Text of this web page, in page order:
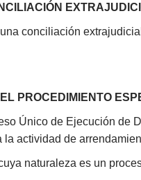
conciliación
PROCEDIMIENTO
Único de Ejecución de
actividad de
naturaleza es un